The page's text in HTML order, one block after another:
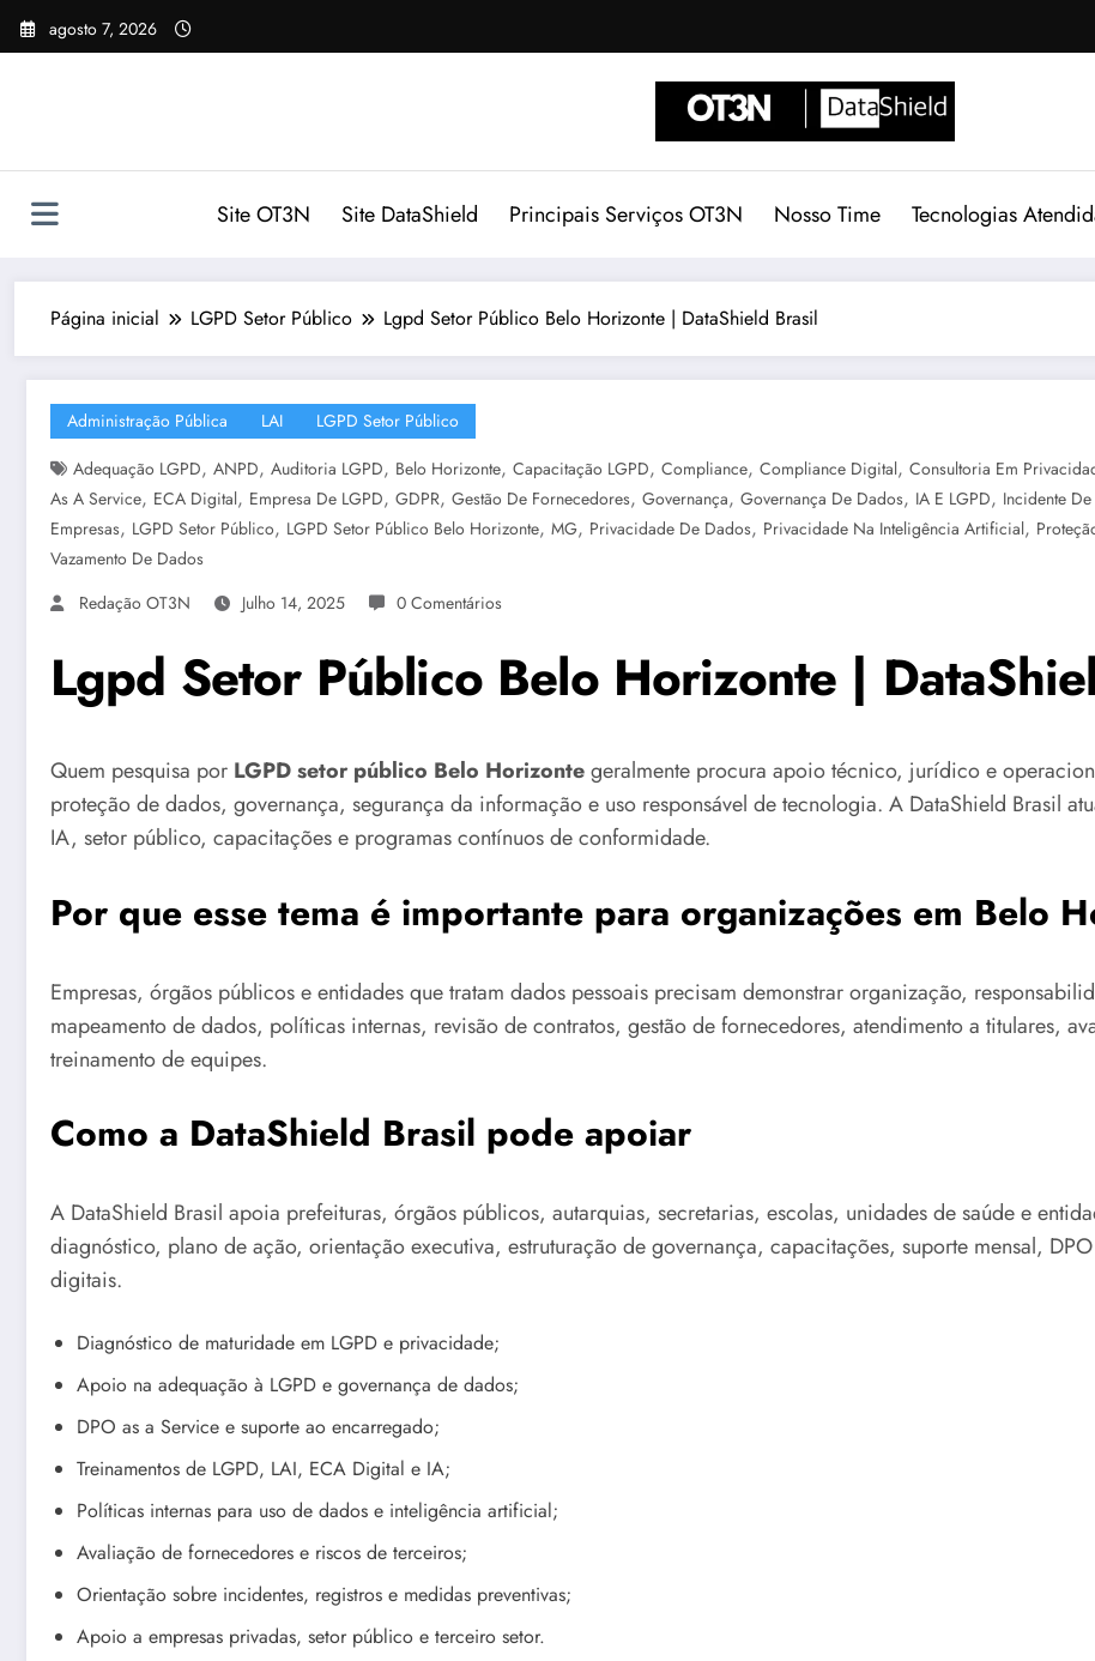
Pular
para
agosto 7, 2026
Site OT3N Site DataShield Principais Serviços OT3N Nosso Time Tecnologias
Página inicial LGPD Setor Público Lgpd Setor Público Belo Horizonte | DataShield Brasil
Administração Pública LAI
LGPD Setor Público
Adequação LGPD, ANPD, Auditoria LGPD, Belo Horizonte, Capacitação LGPD, Compliance, Compliance Digital, Consultoria Em
As A Service, ECA Digital, Empresa De LGPD, GDPR, Gestão De Fornecedores, Governança, Governança De Dados, IA E LGPD, Incidente
Empresas, LGPD Setor Público, LGPD Setor Público Belo Horizonte, MG, Privacidade De Dados, Privacidade Na Inteligência Artificial,
Vazamento De Dados
Redação OT3N
Julho 14, 2025 0 Comentários
Lgpd Setor Público Belo Horizonte |
Quem pesquisa por LGPD setor público Belo Horizontegeralmente procura apoio técnico, jurídico e
proteção de dados, governança, segurança da informação e uso responsável de tecnologia. A DataShield Brasil
IA, setor público, capacitações e programas contínuos de conformidade.
Por que esse tema é importante para organizações em Belo
Empresas, órgãos públicos e entidades que tratam dados pessoais precisam demonstrar organização,
mapeamento de dados, políticas internas, revisão de contratos, gestão de fornecedores, atendimento a titulares,
treinamento de equipes.
Como a DataShield Brasil pode apoiar
A DataShield Brasil apoia prefeituras, órgãos públicos, autarquias, secretarias, escolas, unidades de saúde e
diagnóstico, plano de ação, orientação executiva, estruturação de governança, capacitações, suporte mensal,
digitais.
Diagnóstico de maturidade em LGPD e privacidade;
Apoio na adequação à LGPD e governança de dados;
DPO as a Service e suporte ao encarregado;
Treinamentos de LGPD, LAI, ECA Digital e IA;
Políticas internas para uso de dados e inteligência artificial;
Avaliação de fornecedores e riscos de terceiros;
Orientação sobre incidentes, registros e medidas preventivas;
Apoio a empresas privadas, setor público e terceiro setor.